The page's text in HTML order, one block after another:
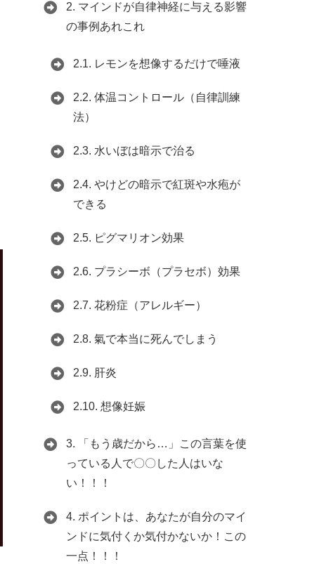
2. マインドが自律神経に与える影響
の事例あれこれ
2.1. レモンを想像するだけで唾液
2.2. 体温コントロール（自律訓練
法）
2.3. 水いぼは暗示で治る
2.4. やけどの暗示で紅斑や水疱が
できる
2.5. ピグマリオン効果
2.6. プラシーボ（プラセボ）効果
2.7. 花粉症（アレルギー）
2.8. 氣で本当に死んでしまう
2.9. 肝炎
2.10. 想像妊娠
3. 「もう歳だから…」この言葉を使
っている人で〇〇した人はいな
い！！！
4. ポイントは、あなたが自分のマイ
ンドに気付くか気付かないか！この
一点！！！